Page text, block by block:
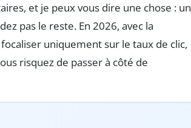
et je peux vous dire une chose : un
pas le reste. En 2026, avec la
uniquement sur le taux de clic,
risquez de passer à côté de